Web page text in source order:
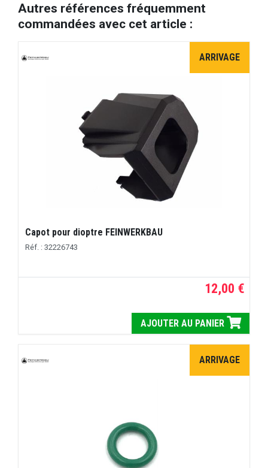
Autres références fréquemment
commandées avec cet article :
ARRIVAGE
Capot pour dioptre FEINWERKBAU
Réf. : 32226743
12,00 €
AJOUTER AU PANIER
ARRIVAGE